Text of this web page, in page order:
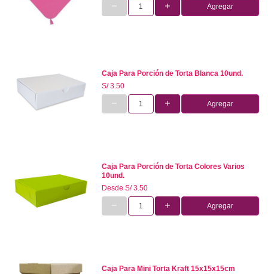
Agregar
Caja Para Porción de Torta Blanca 10und.
S/ 3.50
Agregar
Caja Para Porción de Torta Colores Varios
10und.
DesdeS/ 3.50
Agregar
Caja Para Mini Torta Kraft 15x15x15cm